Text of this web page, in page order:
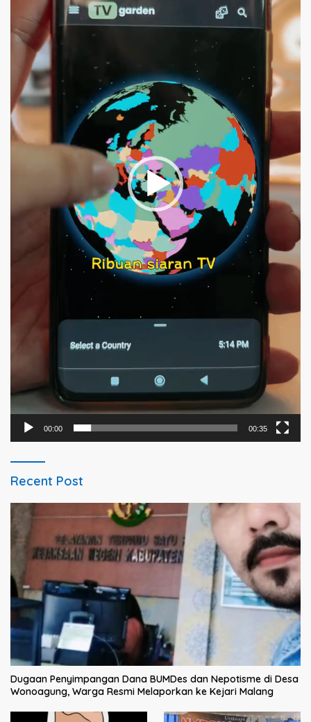
00:00 00:35
Recent Post
Dugaan Penyimpangan Dana BUMDes dan Nepotisme di Desa
Wonoagung, Warga Resmi Melaporkan ke Kejari Malang